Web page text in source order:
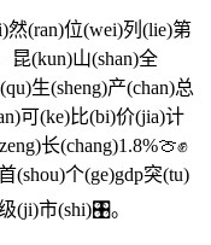
(ran)位(wei)列(lie)第
昆(kun)山(shan)全
生(sheng)产(chan)总
可(ke)比(bi)价(jia)计
长(chang)1.8%🍈✊
(shou)个(ge)gdp突(tu)
(ji)市(shi)🎛。